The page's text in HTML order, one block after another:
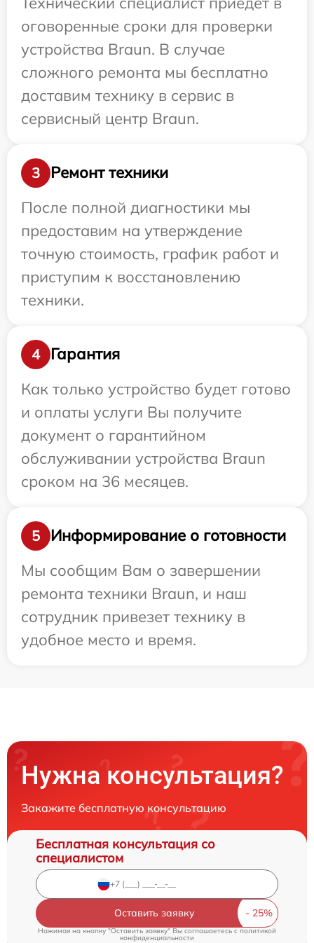
оговоренные сроки для проверки
устройства Braun. В случае
сложного ремонта мы бесплатно
доставим технику в сервис в
сервисный центр Braun.
3
Ремонт техники
После полной диагностики мы
предоставим на утверждение
точную стоимость, график работ и
приступим к восстановлению
техники.
4
Гарантия
Как только устройство будет готово
и оплаты услуги Вы получите
документ о гарантийном
обслуживании устройства Braun
сроком на 36 месяцев.
5
Информирование о готовности
Мы сообщим Вам о завершении
ремонта техники Braun, и наш
сотрудник привезет технику в
удобное место и время.
Нужна консультация?
Закажите бесплатную консультацию
Бесплатная консультация со
специалистом
Оставить заявку
Нажимая на кнопку "Оставить заявку" Вы соглашаетесь cполитикой
конфиденциальности